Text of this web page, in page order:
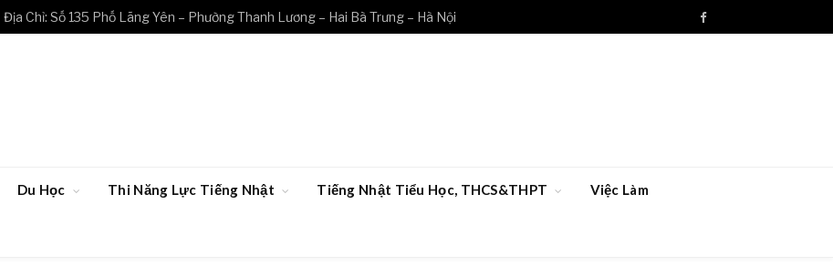
Chỉ: Số 135 Phố Lãng Yên – Phường Thanh Lương – Hai Bà Trưng – Hà Nội Facebook
Du Học Thi Năng Lực Tiếng Nhật Tiếng Nhật Tiểu Học, THCS&THPT Việc Làm